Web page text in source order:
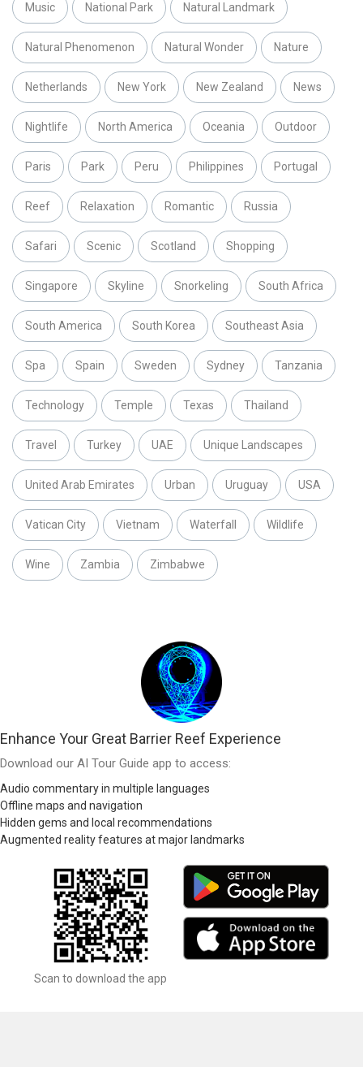
Music National Park Natural Landmark
Natural Phenomenon Natural Wonder Nature
Netherlands New York New Zealand News
Nightlife North America Oceania Outdoor
Paris Park Peru Philippines Portugal
Reef Relaxation Romantic Russia
Safari Scenic Scotland Shopping
Singapore Skyline Snorkeling South Africa
South America South Korea Southeast Asia
Spa Spain Sweden Sydney Tanzania
Technology Temple Texas Thailand
Travel Turkey UAE Unique Landscapes
United Arab Emirates Urban Uruguay USA
Vatican City Vietnam Waterfall Wildlife
Wine Zambia Zimbabwe
Enhance Your Great Barrier Reef Experience
Download our AI Tour Guide app to access:
Audio commentary in multiple languages
Offline maps and navigation
Hidden gems and local recommendations
Augmented reality features at major landmarks
Scan to download the app